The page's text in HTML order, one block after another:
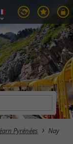
Pyrénées Nay